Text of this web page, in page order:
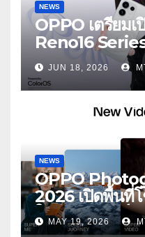
NEWS
OPPO เตรียม
Reno16
ประกาศ
ฐานะ Reno
ประสบการณ์ถ่า
อัปเกรดไปอีกขั้
JUN 18, 2026
NEWS
OPPO
2026 เปิดพื้นที่โ
ใหม่ รับเทรนด์วิ
หมวด “Super
MAY 19, 2026